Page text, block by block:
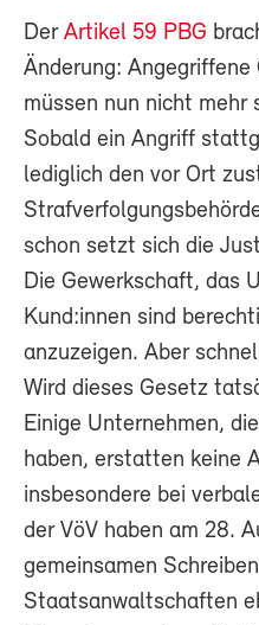
Der Artikel 59 PBG
Änderung:
müssen nun nicht
Sobald ein Angriff
lediglich den vor Ort
schon setzt sich die
Die Gewerkschaft, das
Kund:innen sind
anzuzeigen. Aber
Wird dieses Gesetz
Einige Unternehmen,
haben, erstatten keine
insbesondere bei
der VöV haben am 28.
gemeinsamen
Staatsanwaltschaften